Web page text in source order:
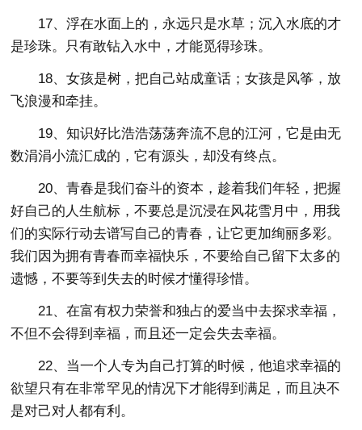
17、浮在水面上的，永远只是水草；沉入水底的才
是珍珠。只有敢钻入水中，才能觅得珍珠。
18、女孩是树，把自己站成童话；女孩是风筝，放
飞浪漫和牵挂。
19、知识好比浩浩荡荡奔流不息的江河，它是由无
数涓涓小流汇成的，它有源头，却没有终点。
20、青春是我们奋斗的资本，趁着我们年轻，把握
好自己的人生航标，不要总是沉浸在风花雪月中，用我
们的实际行动去谱写自己的青春，让它更加绚丽多彩。
我们因为拥有青春而幸福快乐，不要给自己留下太多的
遗憾，不要等到失去的时候才懂得珍惜。
21、在富有权力荣誉和独占的爱当中去探求幸福，
不但不会得到幸福，而且还一定会失去幸福。
22、当一个人专为自己打算的时候，他追求幸福的
欲望只有在非常罕见的情况下才能得到满足，而且决不
是对己对人都有利。